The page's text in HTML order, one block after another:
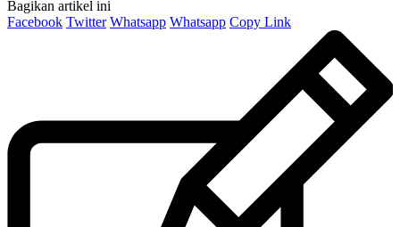
Bagikan artikel ini
Facebook Twitter Whatsapp Whatsapp Copy Link